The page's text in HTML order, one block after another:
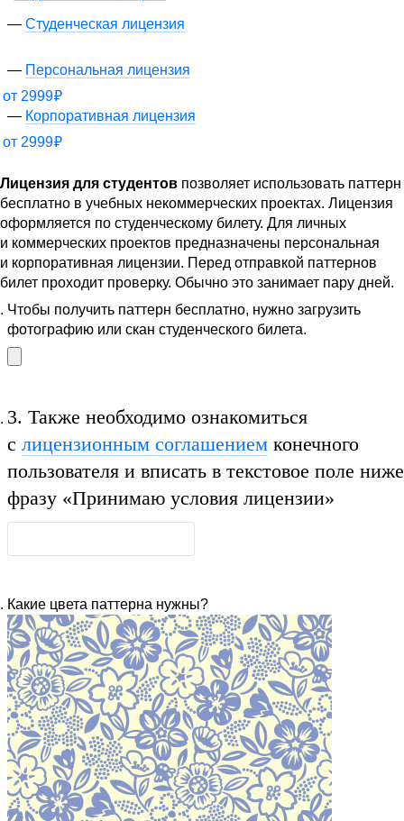
Студенческая лицензия
Персональная лицензия
от 2999₽
Корпоративная лицензия
от 2999₽
Лицензия для студентов позволяет использовать паттерн
бесплатно в учебных некоммерческих проектах. Лицензия
оформляется по студенческому билету. Для личных
и коммерческих проектов предназначены персональная
и корпоративная лицензии. Перед отправкой паттернов
билет проходит проверку. Обычно это занимает пару дней.
Чтобы получить паттерн бесплатно, нужно загрузить
фотографию или скан студенческого билета.
3. Также необходимо ознакомиться
с лицензионным соглашением конечного
пользователя и вписать в текстовое поле ниже
фразу «Принимаю условия лицензии»
Какие цвета паттерна нужны?